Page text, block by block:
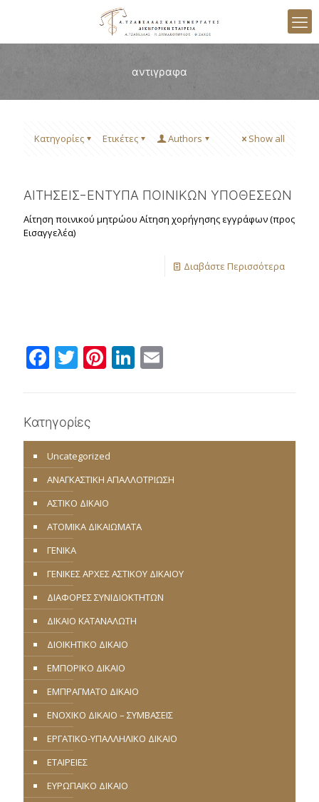
αντιγραφα
Κατηγορίες Ετικέτες Authors Show all
ΑΙΤΗΣΕΙΣ-ΕΝΤΥΠΑ ΠΟΙΝΙΚΩΝ ΥΠΟΘΕΣΕΩΝ
Αίτηση ποινικού μητρώου Αίτηση χορήγησης εγγράφων (προς
Εισαγγελέα)
Διαβάστε Περισσότερα
Facebook
Twitter
Pinterest
LinkedIn
Κατηγορίες
Uncategorized
ΑΝΑΓΚΑΣΤΙΚΗ ΑΠΑΛΛΟΤΡΙΩΣΗ
ΑΣΤΙΚΟ ΔΙΚΑΙΟ
ΑΤΟΜΙΚΑ ΔΙΚΑΙΩΜΑΤΑ
ΓΕΝΙΚΑ
ΓΕΝΙΚΕΣ ΑΡΧΕΣ ΑΣΤΙΚΟΥ ΔΙΚΑΙΟΥ
ΔΙΑΦΟΡΕΣ ΣΥΝΙΔΙΟΚΤΗΤΩΝ
ΔΙΚΑΙΟ ΚΑΤΑΝΑΛΩΤΗ
ΔΙΟΙΚΗΤΙΚΟ ΔΙΚΑΙΟ
ΕΜΠΟΡΙΚΟ ΔΙΚΑΙΟ
ΕΜΠΡΑΓΜΑΤΟ ΔΙΚΑΙΟ
ΕΝΟΧΙΚΟ ΔΙΚΑΙΟ – ΣΥΜΒΑΣΕΙΣ
ΕΡΓΑΤΙΚΟ-ΥΠΑΛΛΗΛΙΚΟ ΔΙΚΑΙΟ
ΕΤΑΙΡΕΙΕΣ
ΕΥΡΩΠΑΪΚΟ ΔΙΚΑΙΟ